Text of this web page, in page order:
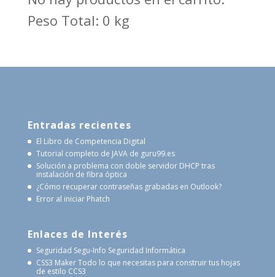
Peso Total: 0 kg
Entradas recientes
El Libro de Competencia Digital
Tutorial completo de JAVA de guru99.es
Solución a problema con doble servidor DHCP tras
instalación de fibra óptica
¿Cómo recuperar contraseñas grabadas en Outlook?
Error al iniciar Phatch
Enlaces de Interés
Seguridad Segu-Info Seguridad Informática
CSS3 MakerTodo lo que necesitas para construir tus hojas
de estilo CCS3